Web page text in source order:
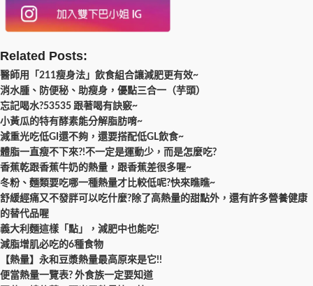
Related Posts:
醫師用「211瘦身法」飲食組合讓減肥更有效~
消水腫、防便秘、助瘦身，優點三合一（芋頭）
忘記喝水?53535 跟著喝有訣竅~
小黃瓜的特有酵素能分解脂肪唷~
減重光吃低GI還不夠，還要搭配低GL飲食~
體脂一直瘦不下來?!不一定是運動少，而是怎麼吃?
香蕉乾跟香蕉牛奶的熱量，跟香蕉差很多喔~
冬粉、麵類要吃哪一種熱量才比較低呢?快來瞧瞧~
舒緩經痛又不發胖可以吃什麼?除了高熱量的甜點外，還有許多營養健康
的替代品喔
義大利麵這樣「點」，減肥中也能吃!
減脂增肌必吃的6種食物
【熱量】永和豆漿熱量最高原來是它!!
便當熱量一覽表? 外食族一定要知道